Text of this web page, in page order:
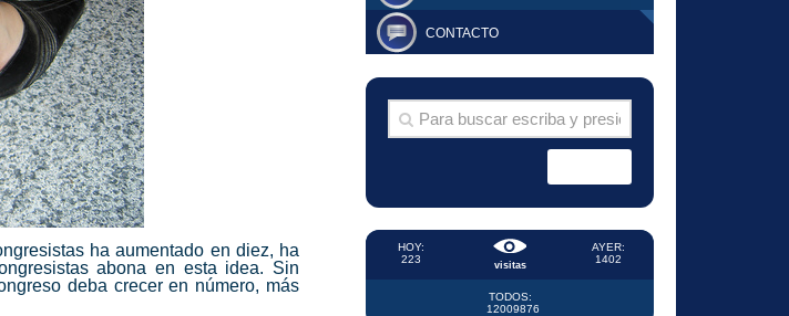
ha aumentado en diez, ha
abona en esta idea. Sin
deba crecer en número, más
CONTACTO
visitas
HOY:
223
AYER:
1402
TODOS:
12009876